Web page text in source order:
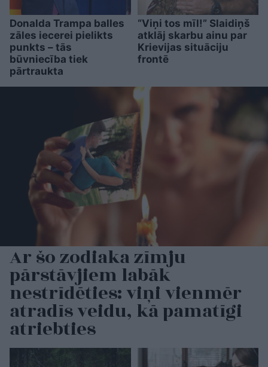
Donalda Trampa balles
zāles iecerei pielikts
punkts – tās
būvniecība tiek
pārtraukta
“Viņi tos mīl!” Slaidiņš
atklāj skarbu ainu par
Krievijas situāciju
frontē
Ar šo zodiaka zīmju
pārstāvjiem labāk
nestrīdēties: viņi vienmēr
atradīs veidu, kā pamatīgi
atriebties